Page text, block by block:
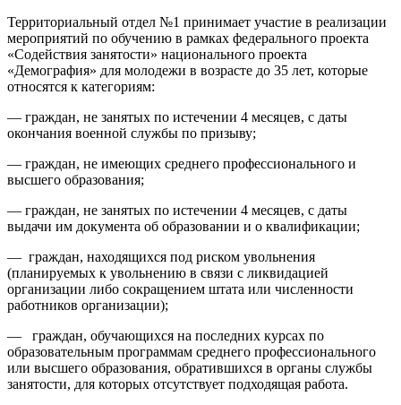
Территориальный отдел №1 принимает участие в реализации
мероприятий по обучению в рамках федерального проекта
«Содействия занятости» национального проекта
«Демография» для молодежи в возрасте до 35 лет, которые
относятся к категориям:
— граждан, не занятых по истечении 4 месяцев, с даты
окончания военной службы по призыву;
— граждан, не имеющих среднего профессионального и
высшего образования;
— граждан, не занятых по истечении 4 месяцев, с даты
выдачи им документа об образовании и о квалификации;
— граждан, находящихся под риском увольнения
(планируемых к увольнению в связи с ликвидацией
организации либо сокращением штата или численности
работников организации);
— граждан, обучающихся на последних курсах по
образовательным программам среднего профессионального
или высшего образования, обратившихся в органы службы
занятости, для которых отсутствует подходящая работа.